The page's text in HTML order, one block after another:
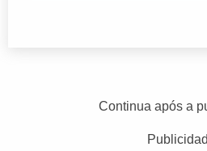
Continua após a